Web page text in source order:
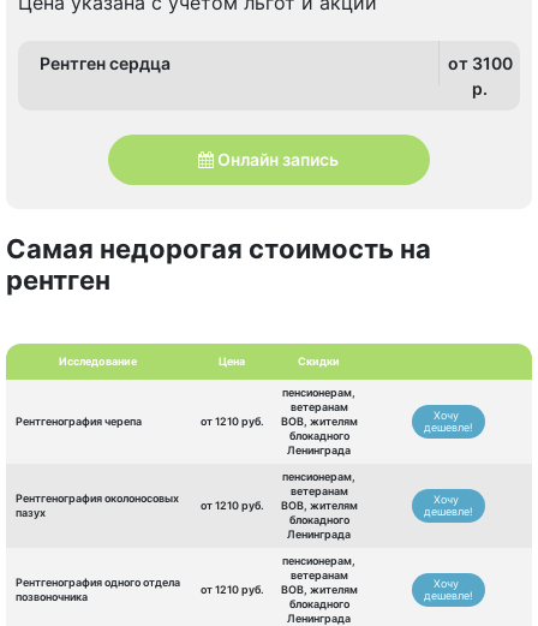
Рентген сердца
от 3100
p.
Онлайн запись
Самая недорогая стоимость на
рентген
Исследование Цена Скидки
Рентгенография черепа от 1210 руб.
пенсионерам,
ветеранам
ВОВ, жителям
блокадного
Ленинграда
Хочу
дешевле!
Рентгенография околоносовых
пазух
от 1210 руб.
пенсионерам,
ветеранам
ВОВ, жителям
блокадного
Ленинграда
Хочу
дешевле!
Рентгенография одного отдела
позвоночника
от 1210 руб.
пенсионерам,
ветеранам
ВОВ, жителям
блокадного
Ленинграда
Хочу
дешевле!